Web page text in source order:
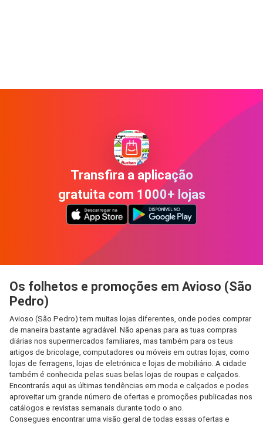
Transfira a aplicação
gratuita com 1000+ lojas
Os folhetos e promoções em Avioso (São
Pedro)
Avioso (São Pedro) tem muitas lojas diferentes, onde podes comprar
de maneira bastante agradável. Não apenas para as tuas compras
diárias nos supermercados familiares, mas também para os teus
artigos de bricolage, computadores ou móveis em outras lojas, como
lojas de ferragens, lojas de eletrónica e lojas de mobiliário. A cidade
também é conhecida pelas suas belas lojas de roupas e calçados.
Encontrarás aqui as últimas tendências em moda e calçados e podes
aproveitar um grande número de ofertas e promoções publicadas nos
catálogos e revistas semanais durante todo o ano.
Consegues encontrar uma visão geral de todas essas ofertas e